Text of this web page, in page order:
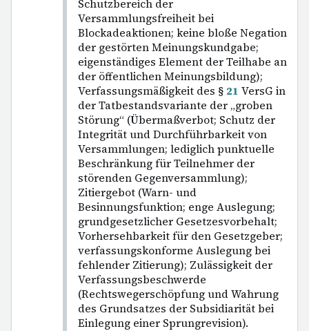
Schutzbereich der
Versammlungsfreiheit bei
Blockadeaktionen; keine bloße Negation
der gestörten Meinungskundgabe;
eigenständiges Element der Teilhabe an
der öffentlichen Meinungsbildung);
Verfassungsmäßigkeit des § 21 VersG in
der Tatbestandsvariante der „groben
Störung“ (Übermaßverbot; Schutz der
Integrität und Durchführbarkeit von
Versammlungen; lediglich punktuelle
Beschränkung für Teilnehmer der
störenden Gegenversammlung);
Zitiergebot (Warn- und
Besinnungsfunktion; enge Auslegung;
grundgesetzlicher Gesetzesvorbehalt;
Vorhersehbarkeit für den Gesetzgeber;
verfassungskonforme Auslegung bei
fehlender Zitierung); Zulässigkeit der
Verfassungsbeschwerde
(Rechtswegerschöpfung und Wahrung
des Grundsatzes der Subsidiarität bei
Einlegung einer Sprungrevision).